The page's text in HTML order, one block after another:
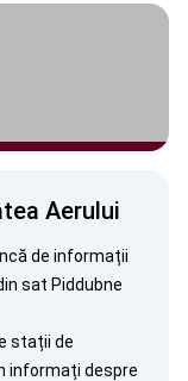
Aerului
de informații
sat Piddubne
stații de
informați despre